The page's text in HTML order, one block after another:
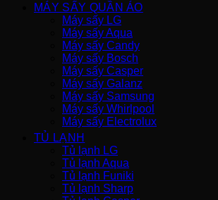
MÁY SẤY QUẦN ÁO
Máy sấy LG
Máy sấy Aqua
Máy sấy Candy
Máy sấy Bosch
Máy sấy Casper
Máy sấy Galanz
Máy sấy Samsung
Máy sấy Whirlpool
Máy sấy Electrolux
TỦ LẠNH
Tủ lạnh LG
Tủ lạnh Aqua
Tủ lạnh Funiki
Tủ lạnh Sharp